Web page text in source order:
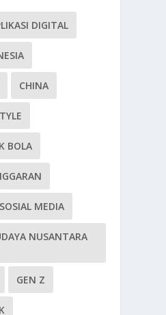
DIGITAL
CHINA
BOLA
MEDIA
NUSANTARA
GEN Z